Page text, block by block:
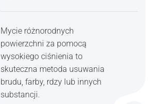
Mycie różnorodnych
powierzchni za pomocą
wysokiego ciśnienia to
skuteczna metoda usuwania
brudu, farby, rdzy lub innych
substancji.